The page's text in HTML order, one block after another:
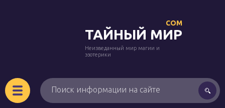
ТАЙНЫЙ МИР
COM
Неизведанный мир магии и
эзотерики